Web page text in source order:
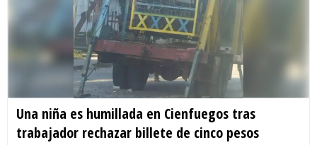
Una niña es humillada en Cienfuegos tras
trabajador rechazar billete de cinco pesos